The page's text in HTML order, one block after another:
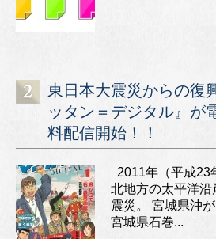
東日本大震災からの復
ッタン＝デジタル』が
料配信開始！！
2011年（平成23
北地方の太平洋
震災。 宮城県沖
宮城県石巻...